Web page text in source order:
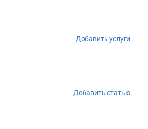
Добавить услуги
Добавить статью